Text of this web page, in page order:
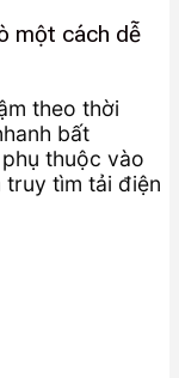
một cách dễ
theo thời
bất
thuộc vào
truy tìm tải điện